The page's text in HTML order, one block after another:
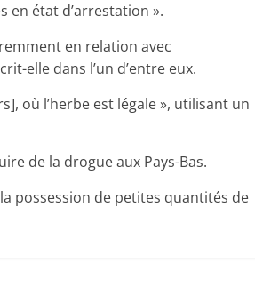
en état d’arrestation ».
en relation avec
elle dans l’un d’entre eux.
où l’herbe est légale », utilisant un
de la drogue aux Pays-Bas.
possession de petites quantités de